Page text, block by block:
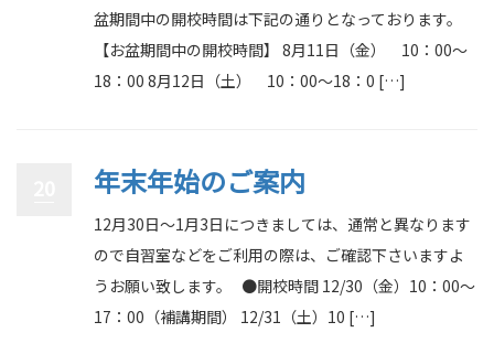
盆期間中の開校時間は下記の通りとなっております。
【お盆期間中の開校時間】 8月11日（金） 10：00～
18：00 8月12日（土） 10：00～18：0 […]
年末年始のご案内
12月30日〜1月3日につきましては、通常と異なります
ので自習室などをご利用の際は、ご確認下さいますよ
うお願い致します。 ●開校時間 12/30（金）10：00〜
17：00（補講期間） 12/31（土）10 […]